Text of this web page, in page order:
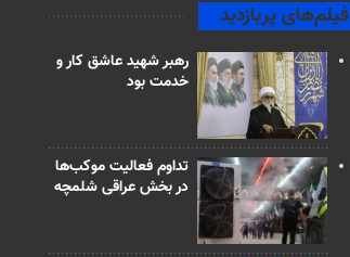
فیلم‌های پربازدید
رهبر شهید عاشق کار و
خدمت بود
تداوم فعالیت موکب‌ها
در بخش عراقی شلمچه